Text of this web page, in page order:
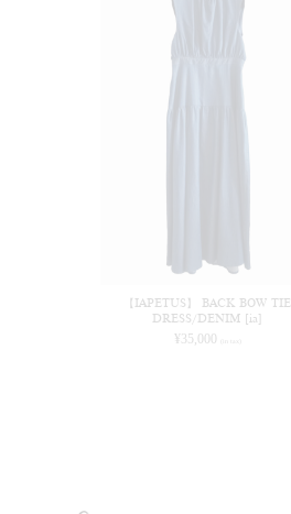
【IAPETUS】 BACK BOW TIE
DRESS/DENIM [ia]
¥ 35,000 (in tax)